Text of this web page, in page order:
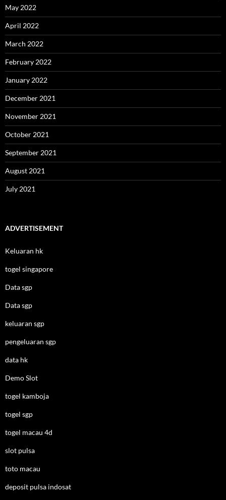
May 2022
April 2022
March 2022
February 2022
January 2022
December 2021
November 2021
October 2021
September 2021
August 2021
July 2021
ADVERTISEMENT
Keluaran hk
togel singapore
Data sgp
Data sgp
keluaran sgp
pengeluaran sgp
data hk
Demo Slot
togel kamboja
togel sgp
togel macau 4d
slot pulsa
toto macau
deposit pulsa indosat